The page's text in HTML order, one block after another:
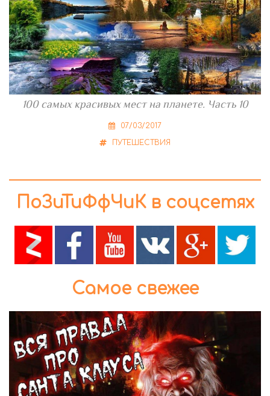
100 самых красивых мест на планете. Часть 10
07/03/2017
ПУТЕШЕСТВИЯ
ПоЗиТиФфЧиК в соцсетях
Самое свежее